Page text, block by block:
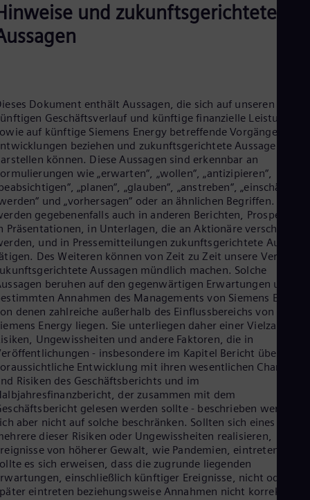
und zukunftsgerichtete
Dokument enthält Aussagen, die sich auf unseren
Geschäftsverlauf und künftige finanzielle Leistungen
auf künftige Siemens Energy betreffende Vorgänge oder
beziehen und zukunftsgerichtete Aussagen
können. Diese Aussagen sind erkennbar an
wie „erwarten“, „wollen“, „antizipieren“,
„planen“, „glauben“, „anstreben“, „einschätzen“,
und „vorhersagen“ oder an ähnlichen Begriffen. Wir
gegebenenfalls auch in anderen Berichten, Prospekten,
Präsentationen, in Unterlagen, die an Aktionäre verschickt
und in Pressemitteilungen zukunftsgerichtete
Des Weiteren können von Zeit zu Zeit unsere Vertreter
Aussagen mündlich machen. Solche
beruhen auf den gegenwärtigen Erwartungen und
Annahmen des Managements von Siemens Energy,
denen zahlreiche außerhalb des Einflussbereichs von
Energy liegen. Sie unterliegen daher einer Vielzahl von
Ungewissheiten und andere Faktoren, die in
- insbesondere im Kapitel Bericht über die
Entwicklung mit ihren wesentlichen Chancen
Risiken des Geschäftsberichts und im
der zusammen mit dem
gelesen werden sollte - beschrieben werden,
aber nicht auf solche beschränken. Sollten sich eines oder
dieser Risiken oder Ungewissheiten realisieren,
von höherer Gewalt, wie Pandemien, eintreten oder
es sich erweisen, dass die zugrunde liegenden
einschließlich künftiger Ereignisse, nicht oder
eintreten beziehungsweise Annahmen nicht korrekt